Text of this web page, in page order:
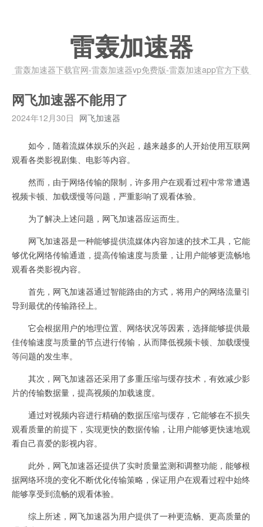
雷轰加速器
雷轰加速器下载官网-雷轰加速器vp免费版-雷轰加速app官方下载
网飞加速器不能用了
2024年12月30日 网飞加速器
如今，随着流媒体娱乐的兴起，越来越多的人开始使用互联网
观看各类影视剧集、电影等内容。
然而，由于网络传输的限制，许多用户在观看过程中常常遭遇
视频卡顿、加载缓慢等问题，严重影响了观看体验。
为了解决上述问题，网飞加速器应运而生。
网飞加速器是一种能够提供流媒体内容加速的技术工具，它能
够优化网络传输通道，提高传输速度与质量，让用户能够更流畅地
观看各类影视内容。
首先，网飞加速器通过智能路由的方式，将用户的网络流量引
导到最优的传输路径上。
它会根据用户的地理位置、网络状况等因素，选择能够提供最
佳传输速度与质量的节点进行传输，从而降低视频卡顿、加载缓慢
等问题的发生率。
其次，网飞加速器还采用了多重压缩与缓存技术，有效减少影
片的传输数据量，提高视频的加载速度。
通过对视频内容进行精确的数据压缩与缓存，它能够在不损失
观看质量的前提下，实现更快的数据传输，让用户能够更快速地观
看自己喜爱的影视内容。
此外，网飞加速器还提供了实时质量监测和调整功能，能够根
据网络环境的变化不断优化传输策略，保证用户在观看过程中始终
能够享受到流畅的观看体验。
综上所述，网飞加速器为用户提供了一种更流畅、更高质量的